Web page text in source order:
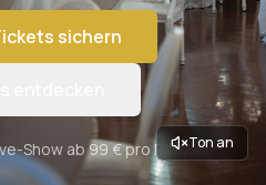
Ton an
sichern
Show ab 99 € pro Person